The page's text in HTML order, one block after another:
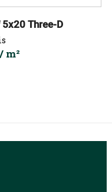
Three-D
m²